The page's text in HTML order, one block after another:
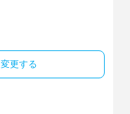
変更する